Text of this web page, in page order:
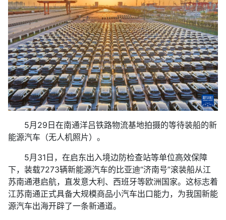
5月29日在南通洋吕铁路物流基地拍摄的等待装船的新
能源汽车（无人机照片）。
5月31日，在启东出入境边防检查站等单位高效保障
下，装载7273辆新能源汽车的比亚迪“济南号”滚装船从江
苏南通港启航，直发意大利、西班牙等欧洲国家。这标志着
江苏南通正式具备大规模商品小汽车出口能力，为我国新能
源汽车出海开辟了一条新通道。